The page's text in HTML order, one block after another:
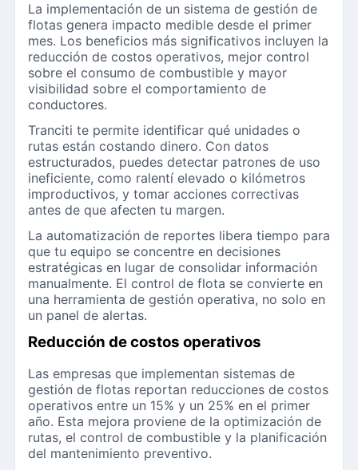
La implementación de un sistema de gestión de
flotas genera impacto medible desde el primer
mes. Los beneficios más significativos incluyen la
reducción de costos operativos, mejor control
sobre el consumo de combustible y mayor
visibilidad sobre el comportamiento de
conductores.
Tranciti te permite identificar qué unidades o
rutas están costando dinero. Con datos
estructurados, puedes detectar patrones de uso
ineficiente, como ralentí elevado o kilómetros
improductivos, y tomar acciones correctivas
antes de que afecten tu margen.
La automatización de reportes libera tiempo para
que tu equipo se concentre en decisiones
estratégicas en lugar de consolidar información
manualmente. El control de flota se convierte en
una herramienta de gestión operativa, no solo en
un panel de alertas.
Reducción de costos operativos
Las empresas que implementan sistemas de
gestión de flotas reportan reducciones de costos
operativos entre un 15% y un 25% en el primer
año. Esta mejora proviene de la optimización de
rutas, el control de combustible y la planificación
del mantenimiento preventivo.